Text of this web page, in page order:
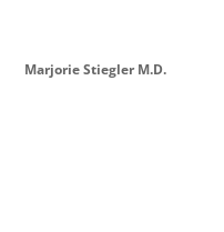
Marjorie Stiegler M.D.